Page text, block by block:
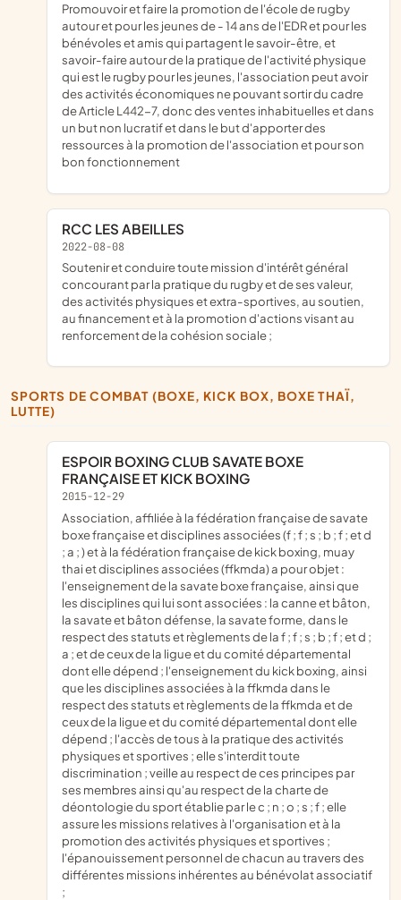
promouvoir et faire la promotion de l'école de rugby
autour et pour les jeunes de - 14 ans de l'EDR et pour les
bénévoles et amis qui partagent le savoir-être, et
savoir-faire autour de la pratique de l'activité physique
qui est le rugby pour les jeunes, l'association peut avoir
des activités économiques ne pouvant sortir du cadre
de Article L442-7, donc des ventes inhabituelles et dans
un but non lucratif et dans le but d'apporter des
ressources à la promotion de l'association et pour son
bon fonctionnement
RCC LES ABEILLES
2022-08-08
soutenir et conduire toute mission d'intérêt général
concourant par la pratique du rugby et de ses valeur,
des activités physiques et extra-sportives, au soutien,
au financement et à la promotion d'actions visant au
renforcement de la cohésion sociale ;
SPORTS DE COMBAT (BOXE, KICK BOX, BOXE THAÏ,
LUTTE)
ESPOIR BOXING CLUB SAVATE BOXE
FRANÇAISE ET KICK BOXING
2015-12-29
association, affiliée à la fédération française de savate
boxe française et disciplines associées (f ; f ; s ; b ; f ; et d
; a ; ) et à la fédération française de kick boxing, muay
thai et disciplines associées (ffkmda) a pour objet :
l'enseignement de la savate boxe française, ainsi que
les disciplines qui lui sont associées : la canne et bâton,
la savate et bâton défense, la savate forme, dans le
respect des statuts et règlements de la f ; f ; s ; b ; f ; et d ;
a ; et de ceux de la ligue et du comité départemental
dont elle dépend ; l'enseignement du kick boxing, ainsi
que les disciplines associées à la ffkmda dans le
respect des statuts et règlements de la ffkmda et de
ceux de la ligue et du comité départemental dont elle
dépend ; l'accès de tous à la pratique des activités
physiques et sportives ; elle s'interdit toute
discrimination ; veille au respect de ces principes par
ses membres ainsi qu'au respect de la charte de
déontologie du sport établie par le c ; n ; o ; s ; f ; elle
assure les missions relatives à l'organisation et à la
promotion des activités physiques et sportives ;
l'épanouissement personnel de chacun au travers des
différentes missions inhérentes au bénévolat associatif
;